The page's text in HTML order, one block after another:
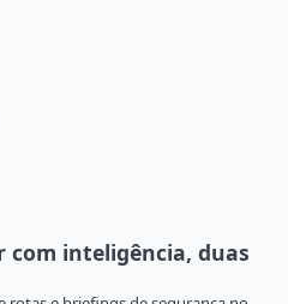
com inteligência, duas